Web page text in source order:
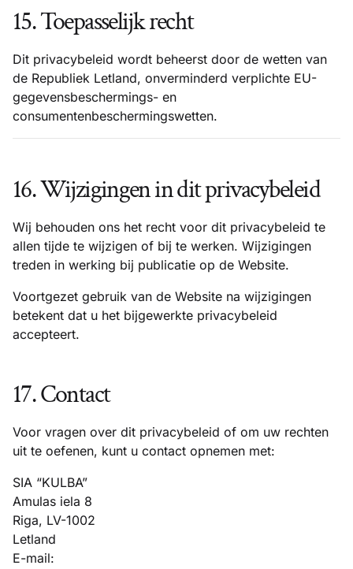
15. Toepasselijk recht
Dit privacybeleid wordt beheerst door de wetten van
de Republiek Letland, onverminderd verplichte EU-
gegevensbeschermings- en
consumentenbeschermingswetten.
16. Wijzigingen in dit privacybeleid
Wij behouden ons het recht voor dit privacybeleid te
allen tijde te wijzigen of bij te werken. Wijzigingen
treden in werking bij publicatie op de Website.
Voortgezet gebruik van de Website na wijzigingen
betekent dat u het bijgewerkte privacybeleid
accepteert.
17. Contact
Voor vragen over dit privacybeleid of om uw rechten
uit te oefenen, kunt u contact opnemen met:
SIA “KULBA”
Amulas iela 8
Riga, LV-1002
Letland
E-mail: